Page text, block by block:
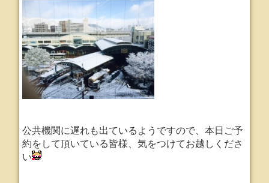
公共機関に遅れも出ているようですので、本日ご予
約をして頂いている皆様、気をつけてお越しくださ
い